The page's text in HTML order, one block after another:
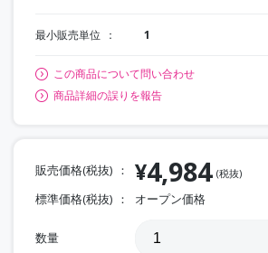
最小販売単位 1
この商品について問い合わせ
商品詳細の誤りを報告
販売価格(税抜) ¥4,984 (税抜)
標準価格(税抜) オープン価格
数量